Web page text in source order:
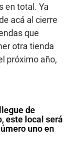
en total. Ya
acá al cierre
que
otra tienda
próximo año,
de
este local será
uno en